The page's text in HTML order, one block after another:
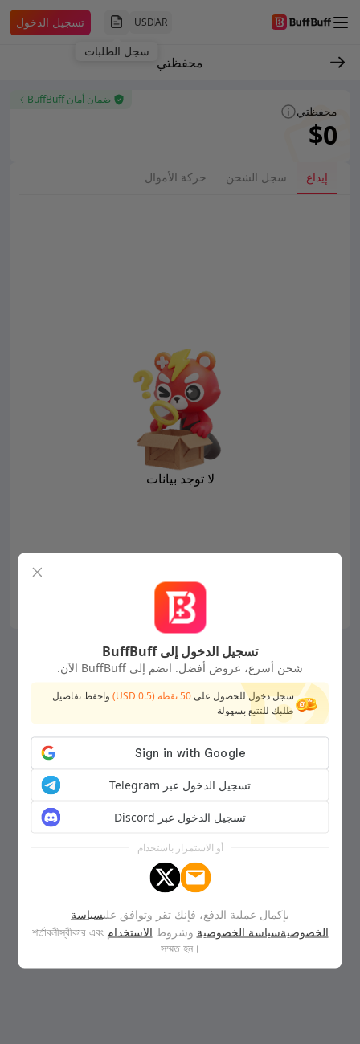
AR
USD
سجل الطلبات
تسجيل الدخول
محفظتي
محفظتي
$0
ضمان أمان BuffBuff
إيداع سجل الشحن حركة الأموال
لا توجد بيانات
تسجيل الدخول إلى BuffBuff
شحن أسرع، عروض أفضل. انضم إلى BuffBuff الآن.
سجل دخول للحصول على50نقطة (0.5
واحفظ تفاصيل
طلبك للتتبع بسهولة
تسجيل الدخول عبر Telegram
تسجيل الدخول عبر Discord
أو الاستمرار باستخدام
بإكمال عملية الدفع، فإنك تقر وتوافق علىسياسة
الخصوصيةسياسة الخصوصية وشروط الاستخدام শর্তাবলীস্বীকার এবং
সম্মত হন।